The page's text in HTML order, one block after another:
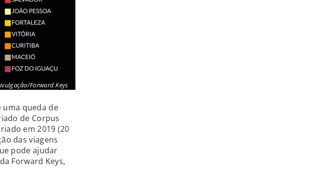
Forward Keys
uma queda de
de Corpus
em 2019 (20
das viagens
pode ajudar
Forward Keys,